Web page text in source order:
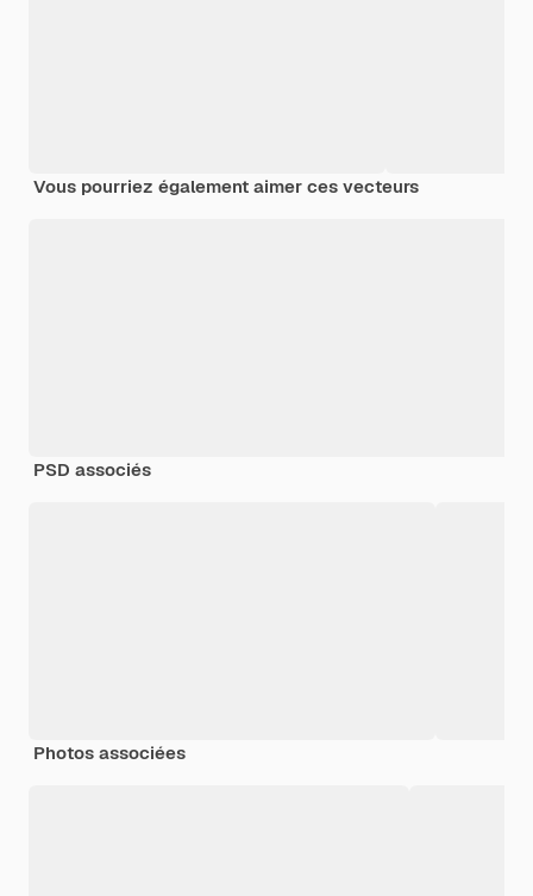
Vous pourriez également aimer ces vecteurs
PSD associés
Photos associées